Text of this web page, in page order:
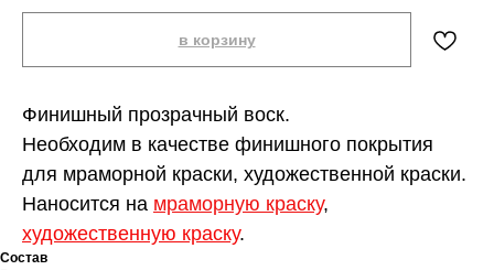
в корзину
Финишный прозрачный воск.
Необходим в качестве финишного покрытия
для мраморной краски, художественной краски.
Наносится на мраморную краску,
художественную краску.
Состав